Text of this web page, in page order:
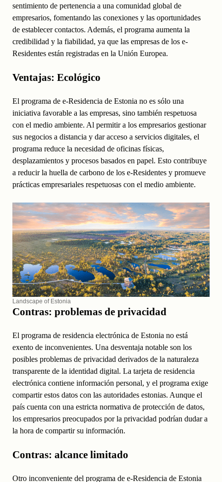
sentimiento de pertenencia a una comunidad global de
empresarios, fomentando las conexiones y las oportunidades
de establecer contactos. Además, el programa aumenta la
credibilidad y la fiabilidad, ya que las empresas de los e-
Residentes están registradas en la Unión Europea.
Ventajas: Ecológico
El programa de e-Residencia de Estonia no es sólo una
iniciativa favorable a las empresas, sino también respetuosa
con el medio ambiente. Al permitir a los empresarios gestionar
sus negocios a distancia y dar acceso a servicios digitales, el
programa reduce la necesidad de oficinas físicas,
desplazamientos y procesos basados en papel. Esto contribuye
a reducir la huella de carbono de los e-Residentes y promueve
prácticas empresariales respetuosas con el medio ambiente.
Landscape of Estonia
Contras: problemas de privacidad
El programa de residencia electrónica de Estonia no está
exento de inconvenientes. Una desventaja notable son los
posibles problemas de privacidad derivados de la naturaleza
transparente de la identidad digital. La tarjeta de residencia
electrónica contiene información personal, y el programa exige
compartir estos datos con las autoridades estonias. Aunque el
país cuenta con una estricta normativa de protección de datos,
los empresarios preocupados por la privacidad podrían dudar a
la hora de compartir su información.
Contras: alcance limitado
Otro inconveniente del programa de e-Residencia de Estonia